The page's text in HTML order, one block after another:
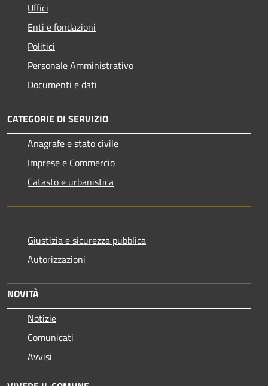
Uffici
Enti e fondazioni
Politici
Personale Amministrativo
Documenti e dati
CATEGORIE DI SERVIZIO
Anagrafe e stato civile
Imprese e Commercio
Catasto e urbanistica
Giustizia e sicurezza pubblica
Autorizzazioni
NOVITÀ
Notizie
Comunicati
Avvisi